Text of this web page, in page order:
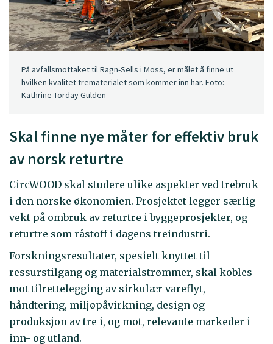
På avfallsmottaket til Ragn-Sells i Moss, er målet å finne ut
hvilken kvalitet trematerialet som kommer inn har. Foto:
Kathrine Torday Gulden
Skal finne nye måter for effektiv bruk
av norsk returtre
CircWOOD skal studere ulike aspekter ved trebruk
i den norske økonomien. Prosjektet legger særlig
vekt på ombruk av returtre i byggeprosjekter, og
returtre som råstoff i dagens treindustri.
Forskningsresultater, spesielt knyttet til
ressurstilgang og materialstrømmer, skal kobles
mot tilrettelegging av sirkulær vareflyt,
håndtering, miljøpåvirkning, design og
produksjon av tre i, og mot, relevante markeder i
inn- og utland.